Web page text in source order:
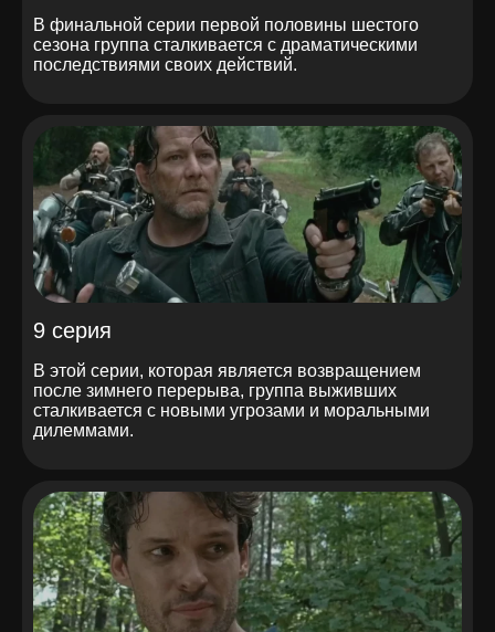
В финальной серии первой половины шестого
сезона группа сталкивается с драматическими
последствиями своих действий.
9 серия
В этой серии, которая является возвращением
после зимнего перерыва, группа выживших
сталкивается с новыми угрозами и моральными
дилеммами.